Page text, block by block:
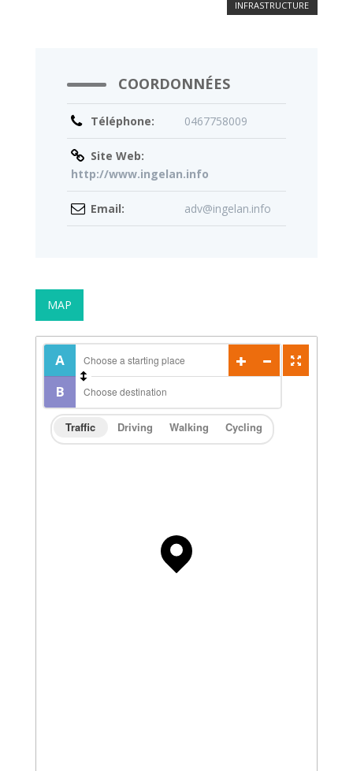
INFRASTRUCTURE
COORDONNÉES
Téléphone: 0467758009
Site Web:
http://www.ingelan.info
Email: adv@ingelan.info
MAP
Traffic Driving Walking Cycling